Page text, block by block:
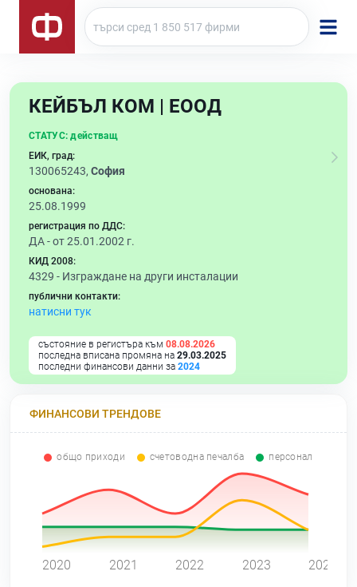
КЕЙБЪЛ КОМ | ЕООД
СТАТУС: действащ
ЕИК, град:
130065243, София
основана:
25.08.1999
регистрация по ДДС:
ДА - от 25.01.2002 г.
КИД 2008:
4329 - Изграждане на други инсталации
публични контакти:
натисни тук
състояние в регистъра към 08.08.2026
последна вписана промяна на 29.03.2025
последни финансови данни за 2024
ФИНАНСОВИ ТРЕНДОВЕ
общо приходи счетоводна печалба персонал
2020 2021 2022 2023 2024